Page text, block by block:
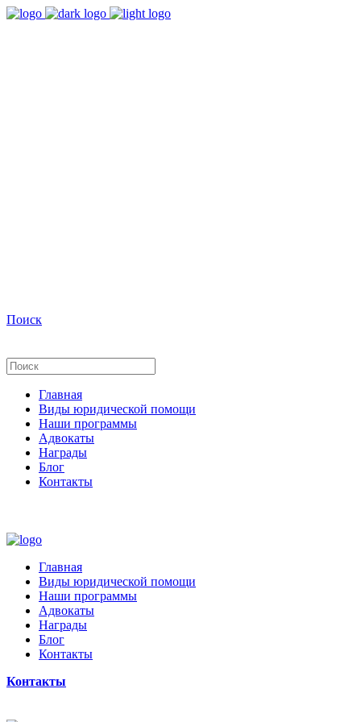
Поиск
Главная
Виды юридической помощи
Наши программы
Адвокаты
Награды
Блог
Контакты
Главная
Виды юридической помощи
Наши программы
Адвокаты
Награды
Блог
Контакты
Контакты